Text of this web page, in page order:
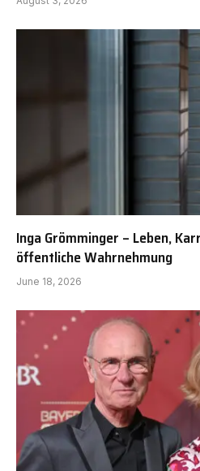
Inga Grömminger – Leben,
öffentliche Wahrnehmung
June 18, 2026